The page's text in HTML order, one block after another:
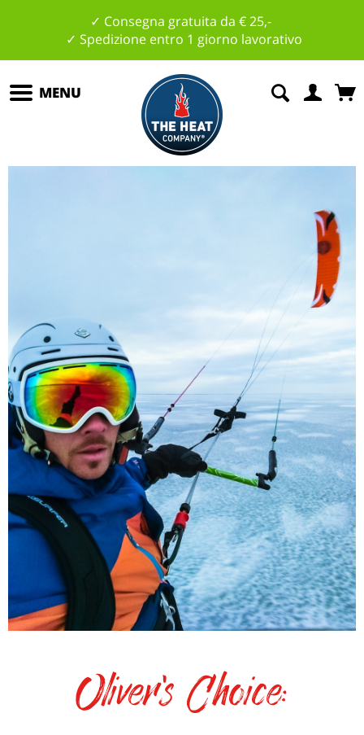
✓ Consegna gratuita da € 25,-
✓ Spedizione entro 1 giorno lavorativo
MENU
Oliver's Choice: